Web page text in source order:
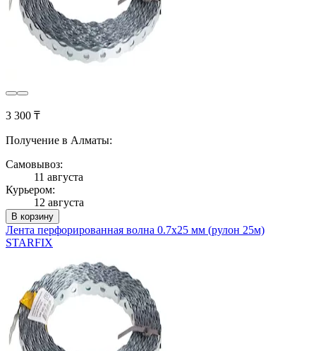
3 300 ₸
Получение в Алматы:
Самовывоз:
11 августа
Курьером:
12 августа
В корзину
Лента перфорированная волна 0.7х25 мм (рулон 25м)
STARFIX